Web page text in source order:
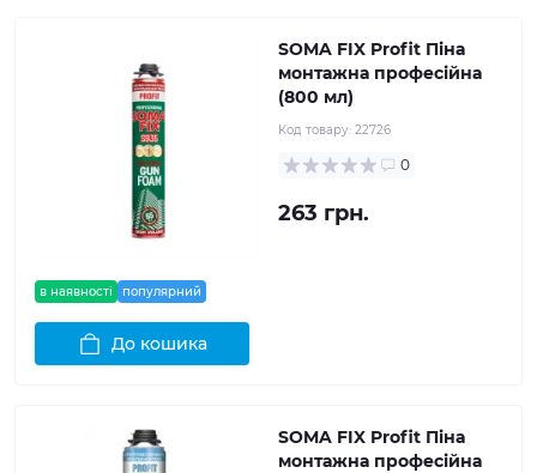
в наявності популярний
SOMA FIX Profit Піна
монтажна професійна
(800 мл)
Код товару: 22726
0
263 грн.
До кошика
SOMA FIX Profit Піна
монтажна професійна